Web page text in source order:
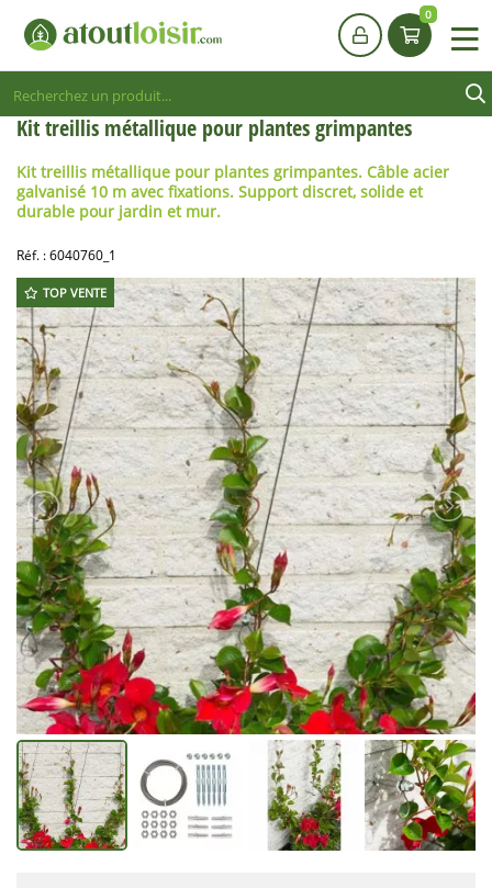
Kit treillis métallique pour plantes grimpantes
Kit treillis métallique pour plantes grimpantes. Câble acier
galvanisé 10 m avec fixations. Support discret, solide et
durable pour jardin et mur.
Réf. :6040760_1
TOP VENTE
0